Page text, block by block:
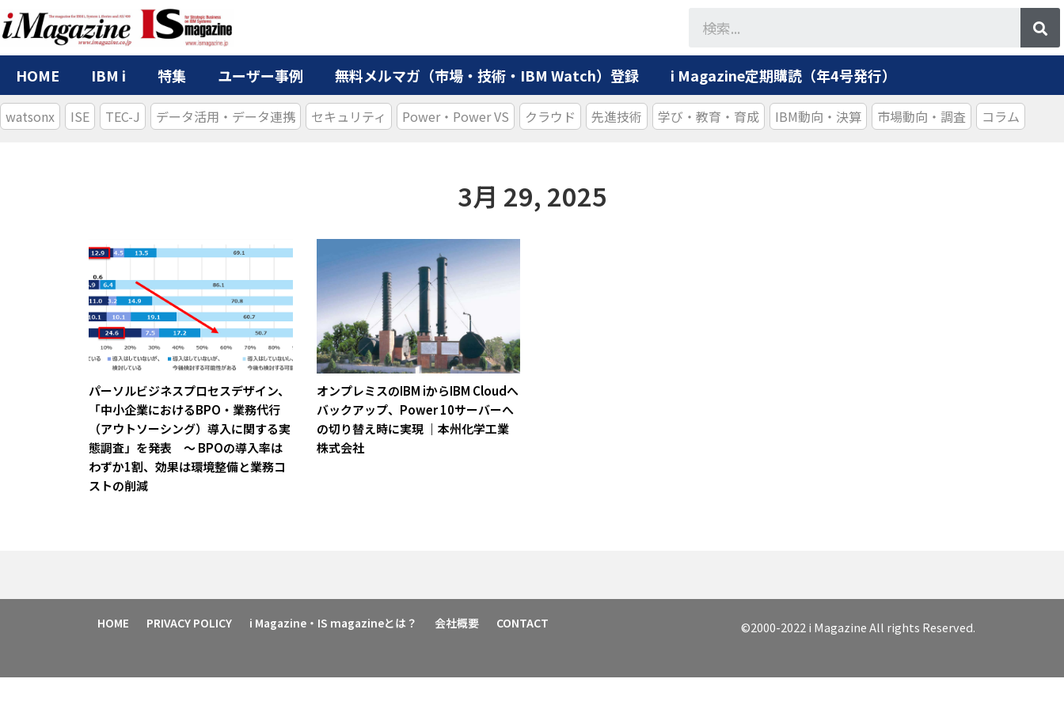
HOME IBM i 特集 ユーザー事例 無料メルマガ（市場・技術・IBM Watch）登録 i Magazine定期購読（年4号発行）
watsonx ISE TEC-J データ活用・データ連携 セキュリティ Power・Power VS クラウド 先進技術 学び・教育・育成 IBM動向・決算 市場動向・調査 コラム
3月 29, 2025
パーソルビジネスプロセスデザイン、
「中小企業におけるBPO・業務代行
（アウトソーシング）導入に関する実
態調査」を発表 ～ BPOの導入率は
わずか1割、効果は環境整備と業務コ
ストの削減
オンプレミスのIBM iからIBM Cloudへ
バックアップ、Power 10サーバーへ
の切り替え時に実現 ｜本州化学工業
株式会社
HOME PRIVACY POLICY i Magazine・IS magazineとは？ 会社概要 CONTACT ©2000-2022 i Magazine All rights Reserved.